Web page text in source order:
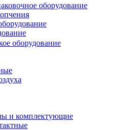
оборудование
оборудование
и комплектующие